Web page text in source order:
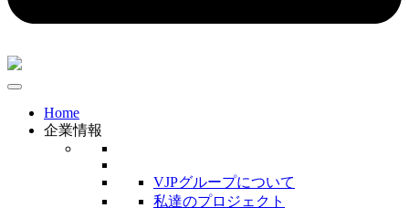
Home
企業情報
VJPグループについて
私達のプロジェクト